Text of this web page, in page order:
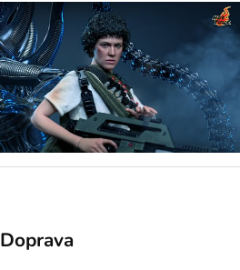
Doprava